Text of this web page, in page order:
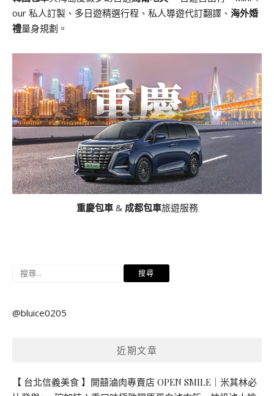
our 私人訂製、多日遊精選行程、私人導遊代訂翻譯、 海外婚
禮量身規劃。
重慶包車& 成都包車旅遊服務
搜
鍵
@bluice0205
近期文章
【 台北信義美食 】開囍滷肉專賣店 OPEN SMILE｜米其林必